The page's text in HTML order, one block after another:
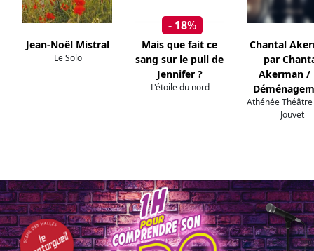
Jean-Noël Mistral
Le Solo
- 18%
Mais que fait ce
sang sur le pull de
Jennifer ?
L'étoile du nord
Chantal
par
Akerman /
Athénée
Jouvet